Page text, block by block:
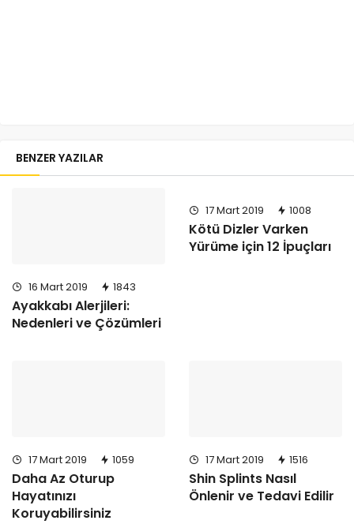
BENZER YAZILAR
16 Mart 2019 1843
Ayakkabı Alerjileri:
Nedenleri ve Çözümleri
17 Mart 2019 1008
Kötü Dizler Varken
Yürüme için 12 İpuçları
17 Mart 2019 1059
Daha Az Oturup
Hayatınızı
Koruyabilirsiniz
17 Mart 2019 1516
Shin Splints Nasıl
Önlenir ve Tedavi Edilir